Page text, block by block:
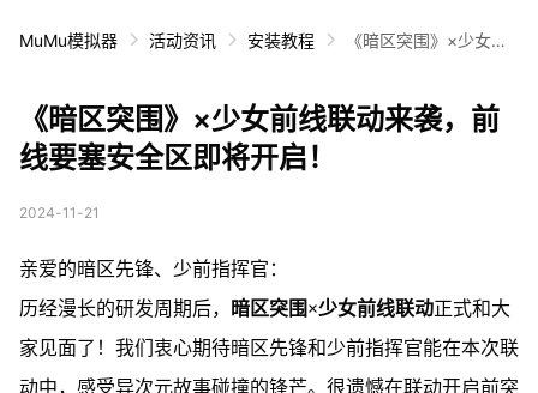
MuMu模拟器 活动资讯 安装教程
《暗区突围》×少女前
《暗区突围》×少女前线联动来袭，前
线要塞安全区即将开启！
2024-11-21
亲爱的暗区先锋、少前指挥官：
历经漫长的研发周期后，
暗区突围×少女前线联动正式和大
家见面了！我们衷心期待暗区先锋和少前指挥官能在本次联
动中，感受异次元故事碰撞的锋芒。很遗憾在联动开启前突